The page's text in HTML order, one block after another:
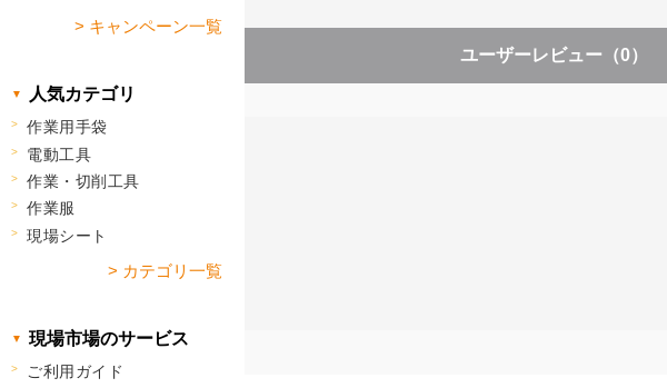
ユーザーレビュー （0）
> キャンペーン一覧
人気カテゴリ
作業用手袋
電動工具
作業・切削工具
作業服
現場シート
> カテゴリ一覧
現場市場のサービス
ご利用ガイド